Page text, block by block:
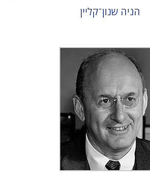
הניה שנון־קליין